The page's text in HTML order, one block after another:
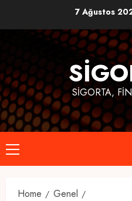
7 Ağustos
SIGORTA,
Primary
Menu
Home
Genel